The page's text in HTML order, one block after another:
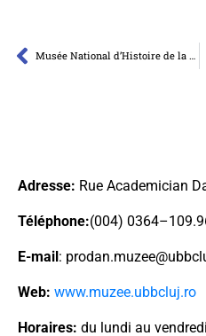
Musée National d’Histoire de la Transylvanie
Adresse: Rue Academician
Téléphone:(004)
E-mail :
Web: www.muzee.ubbcluj.ro
Horaires: du lundi au